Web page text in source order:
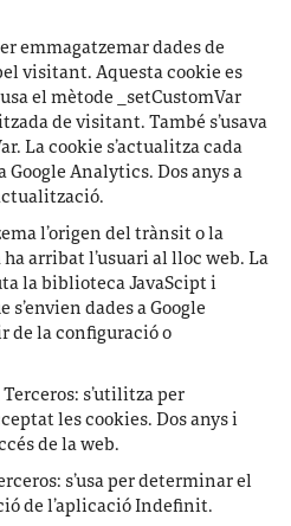
emmagatzemar dades de
visitant. Aquesta cookie es
el mètode _setCustomVar
de visitant. També s’usava
La cookie s’actualitza cada
Google Analytics. Dos anys a
l’origen del trànsit o la
arribat l’usuari al lloc web. La
la biblioteca JavaScipt i
s’envien dades a Google
de la configuració o
s’utilitza per
les cookies. Dos anys i
de la web.
s’usa per determinar el
de l’aplicació Indefinit.